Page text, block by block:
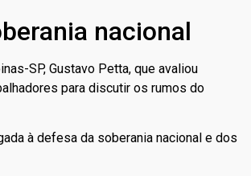
nacional
SP, Gustavo Petta, que avaliou
para discutir os rumos do
à defesa da soberania nacional e dos